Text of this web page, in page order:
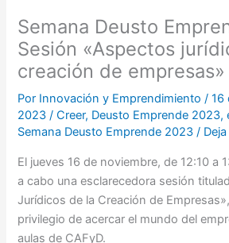
Semana Deusto
Sesión «Aspectos
creación de empresas»
Por Innovación y Emprendimiento/16
2023/Creer, Deusto Emprende 2023,
Semana Deusto Emprende 2023 /
El jueves 16 de noviembre, de 12:10 a
a cabo una esclarecedora sesión
Jurídicos de la Creación de
privilegio de acercar el mundo del
aulas de CAFyD.